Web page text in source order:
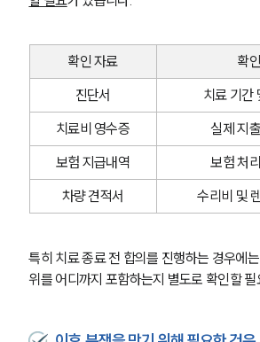
확인 자료
확
진단서
치료 기간
치료비 영수증
실제 지
보험 지급내역
보험 처
차량 견적서
수리비 및
특히 치료 종료 전 합의를 진행하는 경우에
위를 어디까지 포함하는지 별도로 확인할 필